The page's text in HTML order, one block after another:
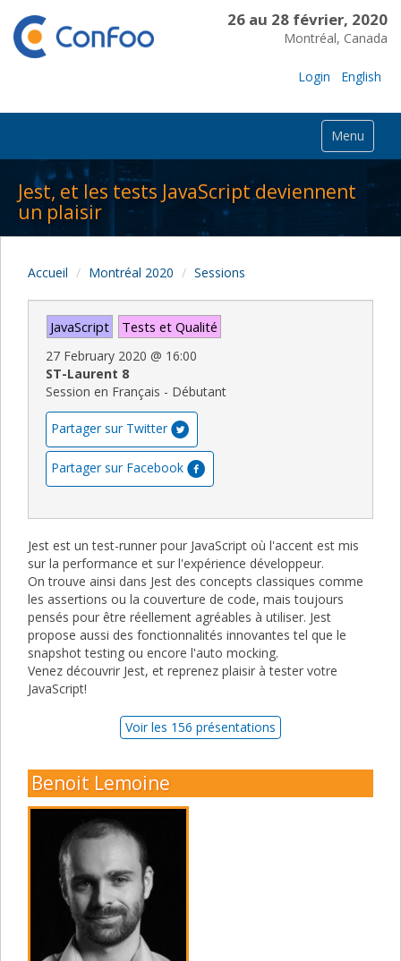
26 au 28 février, 2020
Montréal, Canada
Login English
Menu
Jest, et les tests JavaScript deviennent
un plaisir
Accueil Montréal 2020 Sessions
JavaScript Tests et Qualité
27 February 2020 @ 16:00
ST-Laurent 8
Session en Français - Débutant
Partager sur Twitter
Partager sur Facebook
Jest est un test-runner pour JavaScript où l'accent est mis
sur la performance et sur l'expérience développeur.
On trouve ainsi dans Jest des concepts classiques comme
les assertions ou la couverture de code, mais toujours
pensés pour être réellement agréables à utiliser. Jest
propose aussi des fonctionnalités innovantes tel que le
snapshot testing ou encore l'auto mocking.
Venez découvrir Jest, et reprenez plaisir à tester votre
JavaScript!
Voir les 156 présentations
Benoit Lemoine